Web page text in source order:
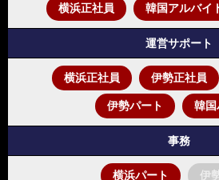
イベ
横浜正社員 韓国アルバイ
運営サポート
横浜正社員 伊勢正社員
伊勢パート
韓国
事務
横浜パート 伊